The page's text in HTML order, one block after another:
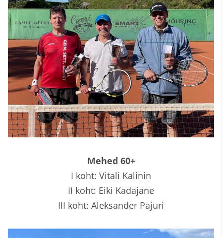
Mehed 60+
I koht: Vitali Kalinin
II koht: Eiki Kadajane
III koht: Aleksander Pajuri